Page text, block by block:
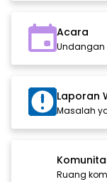
Acara
Undangan
Laporan
Masalah
Ruang